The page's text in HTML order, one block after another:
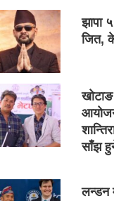
झापा
जित,
साँझ
लन्डन